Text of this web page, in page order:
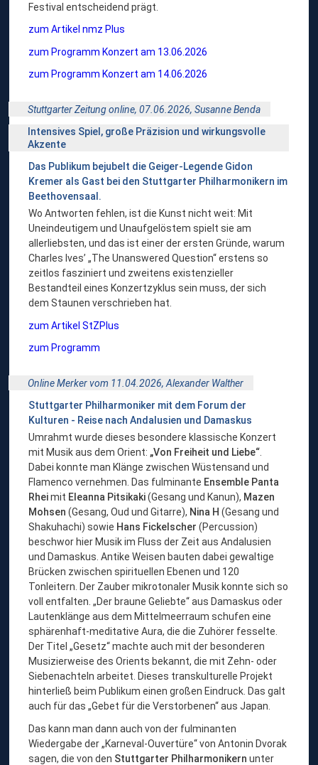
Festival entscheidend prägt.
zum Artikel nmz Plus
zum Programm Konzert am 13.06.2026
zum Programm Konzert am 14.06.2026
Stuttgarter Zeitung online, 07.06.2026,Susanne Benda
Intensives Spiel, große Präzision und wirkungsvolle
Akzente
Das Publikum bejubelt die Geiger-Legende Gidon
Kremer als Gast bei den Stuttgarter Philharmonikern im
Beethovensaal.
Wo Antworten fehlen, ist die Kunst nicht weit: Mit
Uneindeutigem und Unaufgelöstem spielt sie am
allerliebsten, und das ist einer der ersten Gründe, warum
Charles Ives’ „The Unanswered Question“ erstens so
zeitlos fasziniert und zweitens existenzieller
Bestandteil eines Konzertzyklus sein muss, der sich
dem Staunen verschrieben hat.
zum Artikel StZPlus
zum Programm
Online Merker vom 11.04.2026,Alexander Walther
Stuttgarter Philharmoniker mit dem Forum der
Kulturen - Reise nach Andalusien und Damaskus
Umrahmt wurde dieses besondere klassische Konzert
mit Musik aus dem Orient: „Von Freiheit und Liebe“
Dabei konnte man Klänge zwischen Wüstensand und
Flamenco vernehmen. Das fulminante Ensemble Panta
Rheimit Eleanna Pitsikaki(Gesang und Kanun), Mazen
Mohsen (Gesang, Oud und Gitarre), Nina H (Gesang und
Shakuhachi) sowie Hans Fickelscher (Percussion)
beschwor hier Musik im Fluss der Zeit aus Andalusien
und Damaskus. Antike Weisen bauten dabei gewaltige
Brücken zwischen spirituellen Ebenen und 120
Tonleitern. Der Zauber mikrotonaler Musik konnte sich so
voll entfalten. „Der braune Geliebte“ aus Damaskus oder
Lautenklänge aus dem Mittelmeerraum schufen eine
sphärenhaft-meditative Aura, die die Zuhörer fesselte.
Der Titel „Gesetz“ machte auch mit der besonderen
Musizierweise des Orients bekannt, die mit Zehn- oder
Siebenachteln arbeitet. Dieses transkulturelle Projekt
hinterließ beim Publikum einen großen Eindruck. Das galt
auch für das „Gebet für die Verstorbenen“ aus Japan.
Das kann man dann auch von der fulminanten
Wiedergabe der „Karneval-Ouvertüre“ von Antonin Dvorak
sagen, die von den Stuttgarter Philharmonikern unter